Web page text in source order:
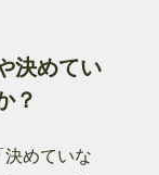
決めてい
？
決めていな